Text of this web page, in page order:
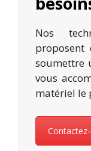
Nos
proposent
soumettre
vous
matériel le